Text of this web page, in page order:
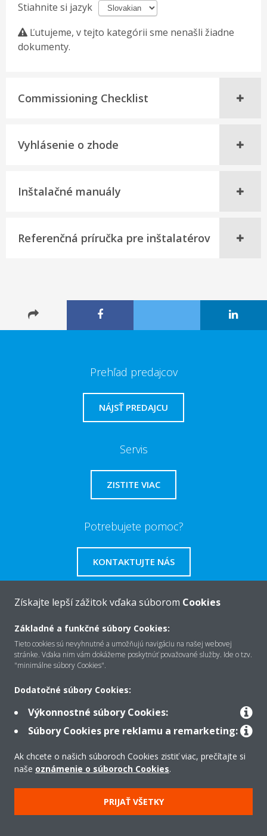
Stiahnite si jazyk
Ľutujeme, v tejto kategórii sme nenašli žiadne
dokumenty.
Commissioning Checklist
Vyhlásenie o zhode
Inštalačné manuály
Referenčná príručka pre inštalatérov
Prehľad predajcov
NÁJSŤ PREDAJCU
Servis
ZISTITE VIAC
Potrebujete pomoc?
KONTAKTUJTE NÁS
O Daikin
Kontakt
Produkty
Copyright © Daikin
Získajte lepší zážitok vďaka súborom Cookies
Základné a funkčné súbory Cookies:
Tieto cookies sú nevyhnutné a umožňujú navigáciu na našej webovej
stránke. Vďaka nim vám dokážeme poskytnúť považované služby. Ide o tzv.
"minimálne súbory Cookies".
Dodatočné súbory Cookies:
Výkonnostné súbory Cookies:
Súbory Cookies pre reklamu a remarketing:
Ak chcete o našich súboroch Cookies zistiť viac, prečítajte si
naše oznámenie o súboroch Cookies.
PRIJAŤ VŠETKY